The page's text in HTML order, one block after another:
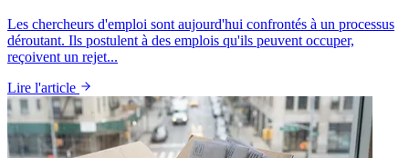
Les chercheurs d'emploi sont aujourd'hui confrontés à un processus
déroutant. Ils postulent à des emplois qu'ils peuvent occuper,
reçoivent un rejet...
Lire l'article